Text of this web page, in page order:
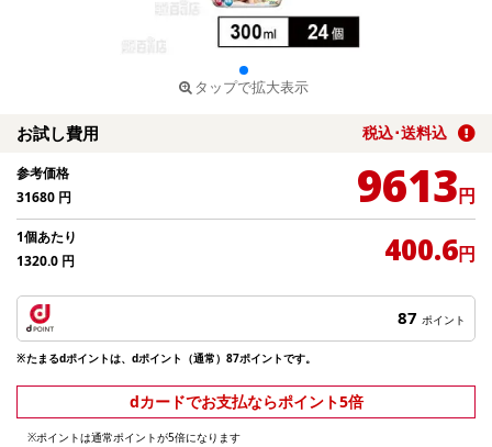
タップで拡大表示
お試し費用 税込･送料込
参考価格
31680 円 9613円
1個あたり
1320.0 円 400.6円
87 ポイント
※たまるdポイントは、dポイント（通常）87ポイントです。
dカードでお支払ならポイント5倍
※ポイントは通常ポイントが5倍になります